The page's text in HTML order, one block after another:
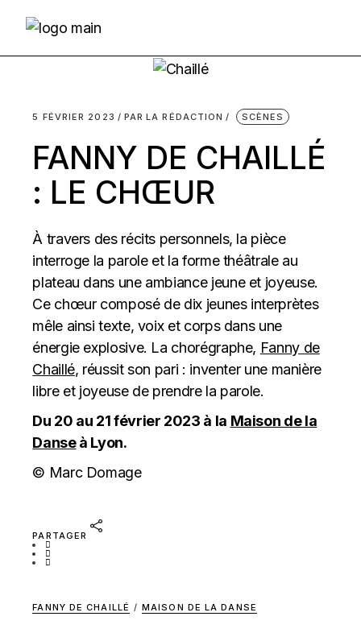
5 FÉVRIER 2023 PAR LA RÉDACTION SCÈNES
FANNY DE CHAILLÉ
: LE CHŒUR
À travers des récits personnels, la pièce
interroge la parole et la forme théâtrale au
plateau dans une ambiance jeune et joyeuse.
Ce chœur composé de dix jeunes interprètes
mêle ainsi texte, voix et corps dans une
énergie explosive. La chorégraphe, Fanny de
Chaillé, réussit son pari : inventer une manière
libre et joyeuse de prendre la parole.
Du 20 au 21 février 2023 à la Maison de la
Danseà Lyon.
© Marc Domage
PARTAGER
FANNY DE CHAILLÉ / MAISON DE LA DANSE